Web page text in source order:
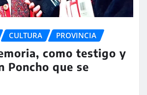
CULTURA PROVINCIA
como testigo y
Poncho que se